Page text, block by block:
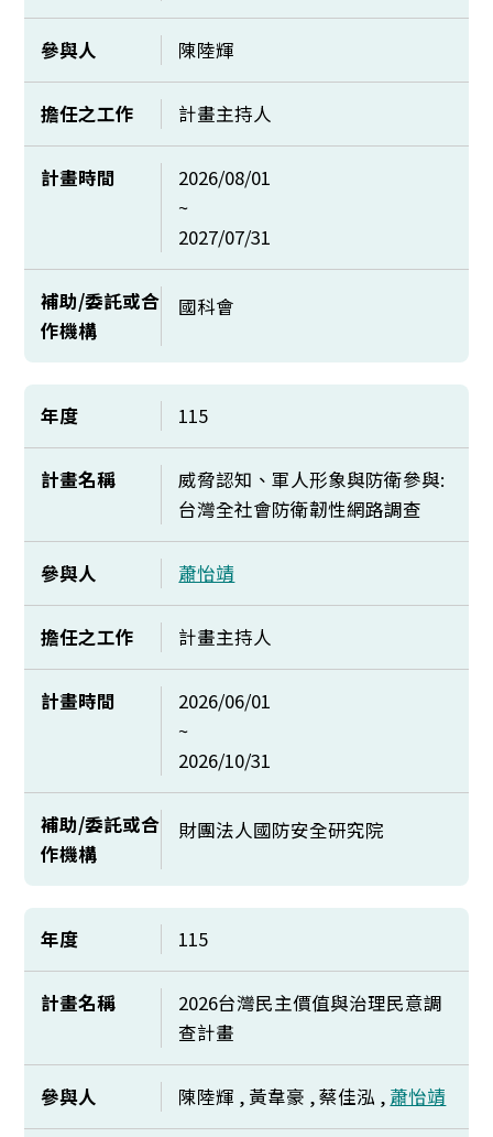
參與人 陳陸輝
擔任之工作 計畫主持人
計畫時間
2026/08/01
~
2027/07/31
補助/委託或合
作機構
國科會
年度 115
計畫名稱
威脅認知、軍人形象與防衛參與:
台灣全社會防衛韌性網路調查
參與人 蕭怡靖
擔任之工作 計畫主持人
計畫時間
2026/06/01
~
2026/10/31
補助/委託或合
作機構
財團法人國防安全研究院
年度 115
計畫名稱
2026台灣民主價值與治理民意調
查計畫
參與人 陳陸輝 , 黃韋豪 , 蔡佳泓 , 蕭怡靖